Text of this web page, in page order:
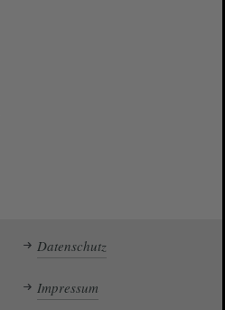
Datenschutz
Impressum